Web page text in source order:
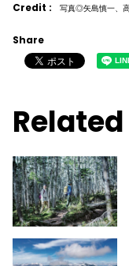
Credit : 写真◎矢島慎一、
Share
Related